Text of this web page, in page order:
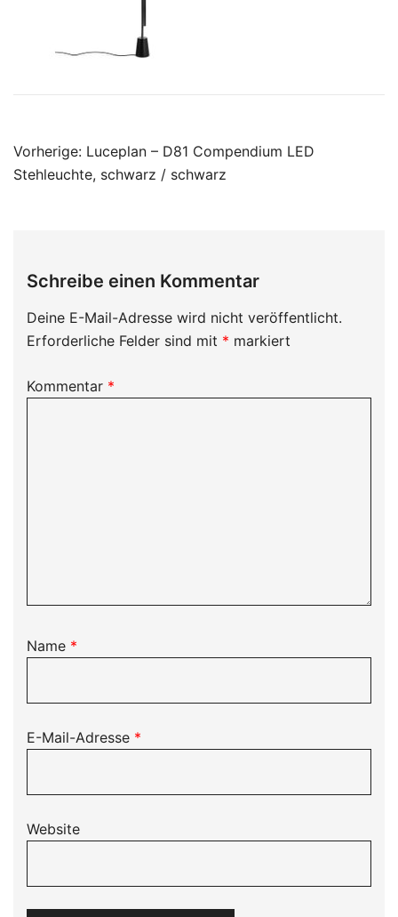
Beitragsnavigation
Vorherige: Luceplan – D81 Compendium LED
Stehleuchte, schwarz / schwarz
Schreibe einen Kommentar
Deine E-Mail-Adresse wird nicht veröffentlicht.
Erforderliche Felder sind mit * markiert
Kommentar *
Name *
E-Mail-Adresse *
Website